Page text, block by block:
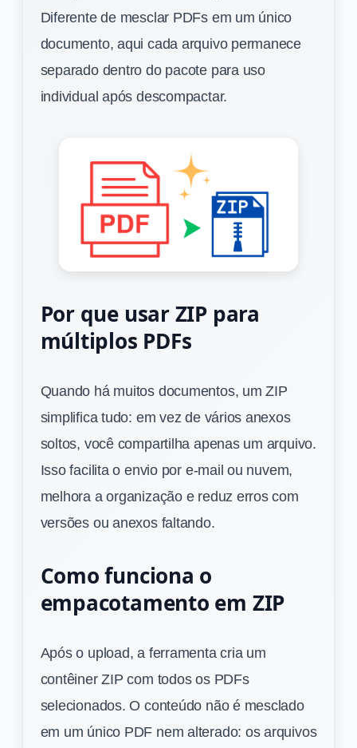
Diferente de mesclar PDFs em um único
documento, aqui cada arquivo permanece
separado dentro do pacote para uso
individual após descompactar.
Por que usar ZIP para
múltiplos PDFs
Quando há muitos documentos, um ZIP
simplifica tudo: em vez de vários anexos
soltos, você compartilha apenas um arquivo.
Isso facilita o envio por e-mail ou nuvem,
melhora a organização e reduz erros com
versões ou anexos faltando.
Como funciona o
empacotamento em ZIP
Após o upload, a ferramenta cria um
contêiner ZIP com todos os PDFs
selecionados. O conteúdo não é mesclado
em um único PDF nem alterado: os arquivos